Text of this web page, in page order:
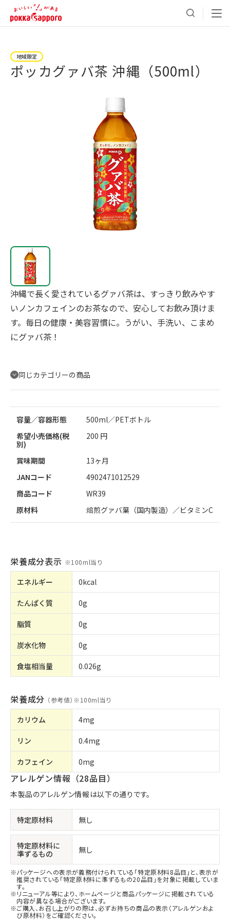
地域限定
ポッカグァバ茶 沖縄（500ml）
沖縄で長く愛されているグァバ茶は、すっきり飲みやす
いノンカフェインのお茶なので、安心してお飲み頂けま
す。毎日の健康・美容習慣に。うがい、手洗い、こまめ
にグァバ茶！
同じカテゴリーの商品
容量／容器形態
500ml／PETボトル
希望小売価格(税
別)
200 円
賞味期間
13ヶ月
JANコード
4902471012529
商品コード
WR39
原材料
焙煎グァバ葉（国内製造）／ビタミンC
栄養成分表示 ※100ml当り
エネルギー 0kcal
たんぱく質 0g
脂質 0g
炭水化物 0g
食塩相当量 0.026g
栄養成分 （参考値）※100ml当り
カリウム 4mg
リン 0.4mg
カフェイン 0mg
アレルゲン情報（28品目）
本製品のアレルゲン情報は以下の通りです。
特定原材料 無し
特定原材料に
準ずるもの
無し
パッケージへの表示が義務付けられている「特定原材料8品目」と、表示が
推奨されている「特定原材料に準ずるもの20品目」を対象に掲載していま
す。
リニューアル等により、ホームページと商品パッケージに掲載されている
内容が異なる場合がございます。
ご購入、お召し上がりの際は、必ずお持ちの商品の表示（アレルゲンおよ
び原材料）をご確認ください。